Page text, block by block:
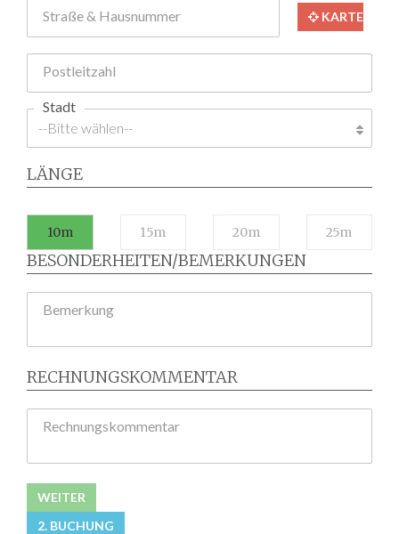
Straße & Hausnummer KARTE
Postleitzahl
Stadt
LÄNGE
10m 15m 20m 25m
BESONDERHEITEN/BEMERKUNGEN
Bemerkung
RECHNUNGSKOMMENTAR
Rechnungskommentar
WEITER
2. BUCHUNG